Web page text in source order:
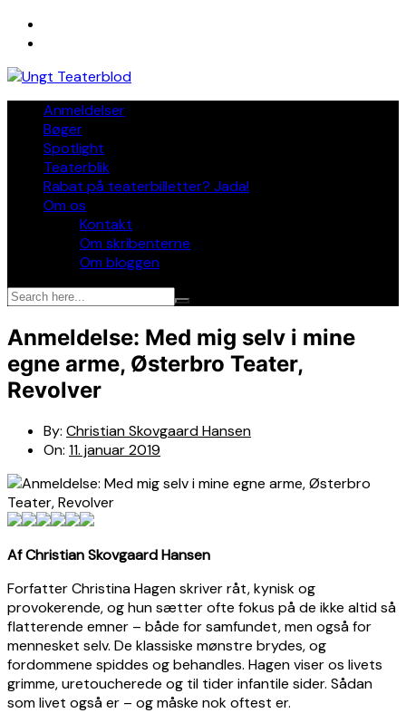
Skip
Anmeldelser
Bøger
Spotlight
Teaterblik
Rabat på teaterbilletter? Jada!
Om os
Kontakt
Om skribenterne
Om bloggen
Anmeldelse: Med mig selv i mine
egne arme, Østerbro Teater,
Revolver
By: Christian Skovgaard Hansen
On: 11. januar 2019
Af Christian Skovgaard Hansen
Forfatter Christina Hagen skriver råt, kynisk og
provokerende, og hun sætter ofte fokus på de ikke altid så
flatterende emner – både for samfundet, men også for
mennesket selv. De klassiske mønstre brydes, og
fordommene spiddes og behandles. Hagen viser os livets
grimme, uretoucherede og til tider infantile sider. Sådan
som livet også er – og måske nok oftest er.